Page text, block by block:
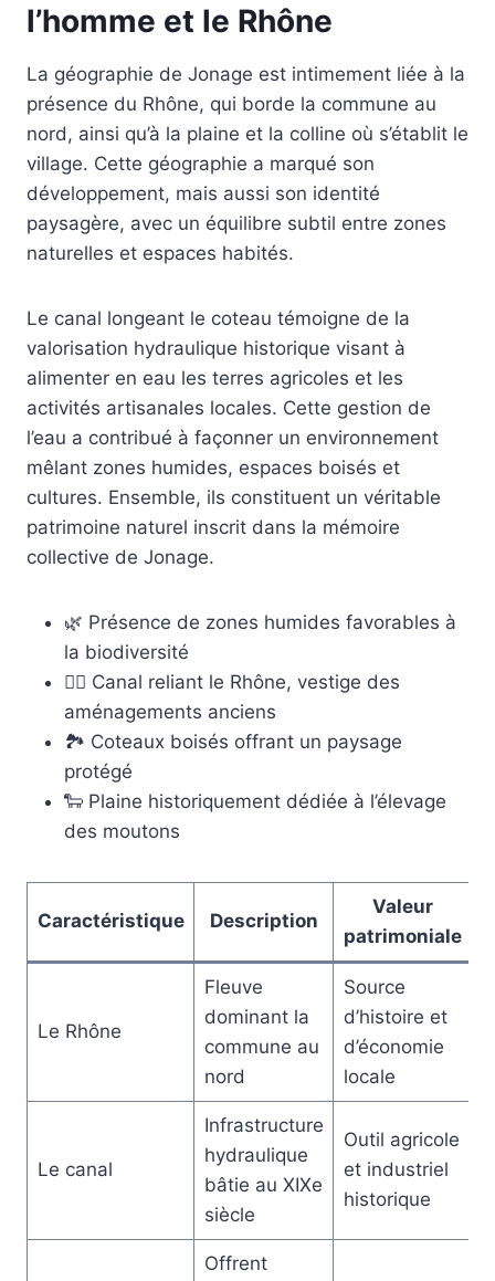
l’homme et le Rhône
La géographie de Jonage est intimement liée à la
présence du Rhône, qui borde la commune au
nord, ainsi qu’à la plaine et la colline où s’établit le
village. Cette géographie a marqué son
développement, mais aussi son identité
paysagère, avec un équilibre subtil entre zones
naturelles et espaces habités.
Le canal longeant le coteau témoigne de la
valorisation hydraulique historique visant à
alimenter en eau les terres agricoles et les
activités artisanales locales. Cette gestion de
l’eau a contribué à façonner un environnement
mêlant zones humides, espaces boisés et
cultures. Ensemble, ils constituent un véritable
patrimoine naturel inscrit dans la mémoire
collective de Jonage.
🌿 Présence de zones humides favorables à
la biodiversité
🚣‍♂️ Canal reliant le Rhône, vestige des
aménagements anciens
🏞️ Coteaux boisés offrant un paysage
protégé
🐑 Plaine historiquement dédiée à l’élevage
des moutons
Caractéristique Description
Valeur
patrimoniale
Le Rhône
Fleuve
dominant la
commune au
nord
Source
d’histoire et
d’économie
locale
Le canal
Infrastructure
hydraulique
bâtie au XIXe
siècle
Outil agricole
et industriel
historique
Offrent